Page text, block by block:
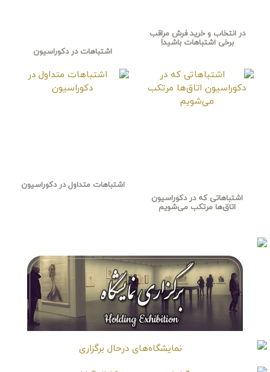
در انتخاب و خرید فرش مراقب
برخی اشتباهات باشید!
اشتباهات در دکوراسیون
اشتباهاتی که در دکوراسیون
اتاق‌ها مرتکب می‌شویم
اشتباهات متداول در دکوراسیون